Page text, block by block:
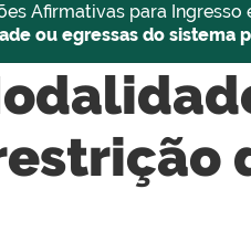
Afirmativas para Ingresso
ou egressas do sistema